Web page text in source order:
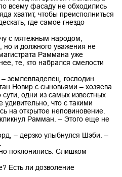
всему фасаду не обходились
хватит, чтобы преисполниться
где самое гнездо
с мятежным народом,
но и должного уважения не
Раммана уже
те, кто набрался смелости
землевладелец, господин
Новир с сыновьями – хозяева
одни из самых известных
что с такими
на открытое неповиновение.
Рамман. – Этого еще не
– дерзко улыбнулся Шэби. –
поклонились. Слишком
Есть ли дозволение